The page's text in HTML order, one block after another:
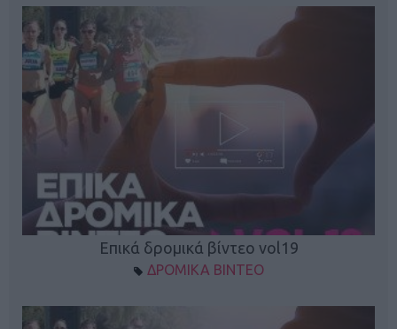
Επικά δρομικά βίντεο vol19
ΔΡΟΜΙΚΑ ΒΙΝΤΕΟ